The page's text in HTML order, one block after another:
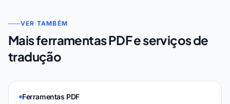
VER TAMBÉM
Mais ferramentas PDF e serviços de
tradução
Ferramentas PDF